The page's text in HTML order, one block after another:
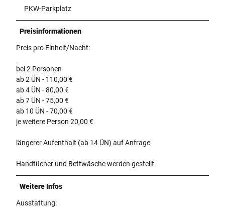
PKW-Parkplatz
Preisinformationen
Preis pro Einheit/Nacht:
bei 2 Personen
ab 2 ÜN - 110,00 €
ab 4 ÜN - 80,00 €
ab 7 ÜN - 75,00 €
ab 10 ÜN - 70,00 €
je weitere Person 20,00 €
längerer Aufenthalt (ab 14 ÜN) auf Anfrage
Handtücher und Bettwäsche werden gestellt
Weitere Infos
Ausstattung: